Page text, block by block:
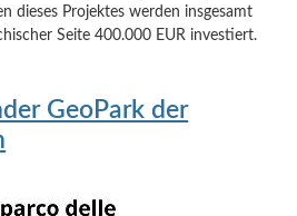
dieses Projektes werden insgesamt
Seite 400.000 EUR investiert.
GeoPark der